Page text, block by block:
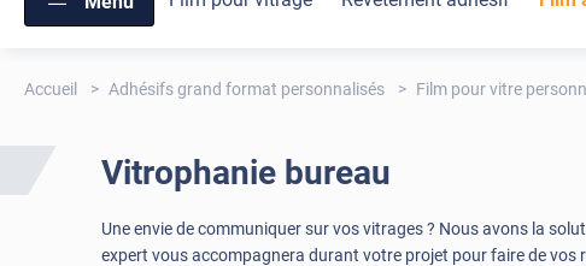
Accueil Adhésifs grand format personnalisés Film pour vitre
Vitrophanie bureau
Une envie de communiquer sur vos vitrages ? Nous avons la
expert vous accompagnera durant votre projet pour faire de vos